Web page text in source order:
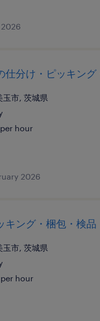
仕分け・ピッキング
玉市, 茨城県
hour
2026
キング・梱包・検品
玉市, 茨城県
hour